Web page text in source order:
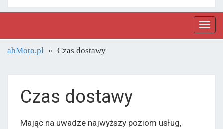
abMoto.pl Czas dostawy
Czas dostawy
Mając na uwadze najwyższy poziom usług,